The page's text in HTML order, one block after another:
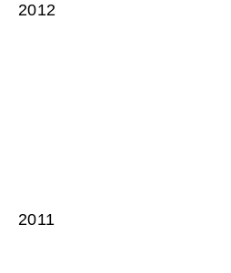
2012
2011